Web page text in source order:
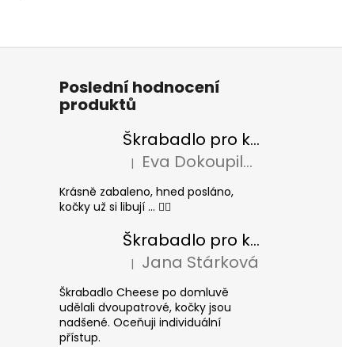
Poslední hodnocení
produktů
Škrabadlo pro kočky BASIC Colour
Hodnocení produktu je 5 z 5 hvězdiček.
| Eva Dokoupilová
Krásně zabaleno, hned posláno,
kočky už si libují ... 👍🏻
Škrabadlo pro kočky CHEESE ELIPSE colour
Hodnocení produktu je 5 z 5 hvězdiček.
| Jana Stárková
Škrabadlo Cheese po domluvě
udělali dvoupatrové, kočky jsou
nadšené. Oceňuji individuální
přístup.